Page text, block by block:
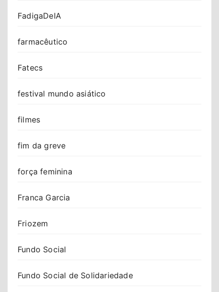
FadigaDeIA
farmacêutico
Fatecs
festival mundo asiático
filmes
fim da greve
força feminina
Franca Garcia
Friozem
Fundo Social
Fundo Social de Solidariedade